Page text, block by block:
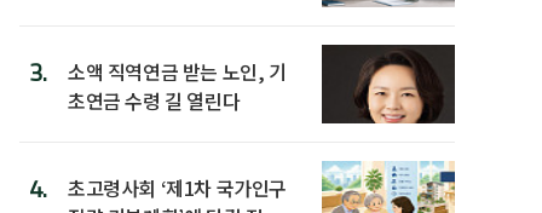
3.
소액 직역연금 받는 노인, 기
초연금 수령 길 열린다
4.
초고령사회 ‘제1차 국가인구